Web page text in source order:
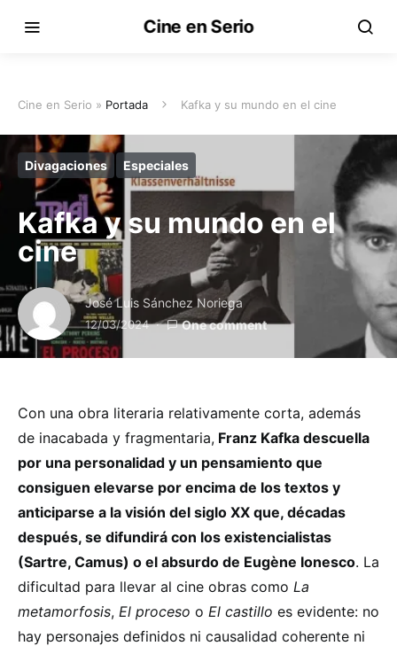
Cine en Serio
Cine en Serio » Portada Kafka y su mundo en el cine
Divagaciones Especiales
Kafka y su mundo en el
cine
José Luis Sánchez Noriega
12/03/2024 One comment
Con una obra literaria relativamente corta, además
de inacabada y fragmentaria, Franz Kafka descuella
por una personalidad y un pensamiento que
consiguen elevarse por encima de los textos y
anticiparse a la visión del siglo XX que, décadas
después, se difundirá con los existencialistas
(Sartre, Camus) o el absurdo de Eugène Ionesco. La
dificultad para llevar al cine obras como La
metamorfosis, El proceso o El castillo es evidente: no
hay personajes definidos ni causalidad coherente ni